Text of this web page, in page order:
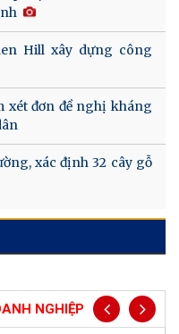
Hill xây dựng công
xét đơn đề nghị kháng
xác định 32 cây gỗ
NGHIỆP